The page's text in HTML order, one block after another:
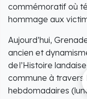
commémoratif où
hommage aux
Aujourd’hui,
ancien et
de l’Histoire
commune à travers
hebdomadaires